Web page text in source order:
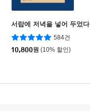
서랍에 저녁을 넣어 두었다
584건
10,800원 (10% 할인)